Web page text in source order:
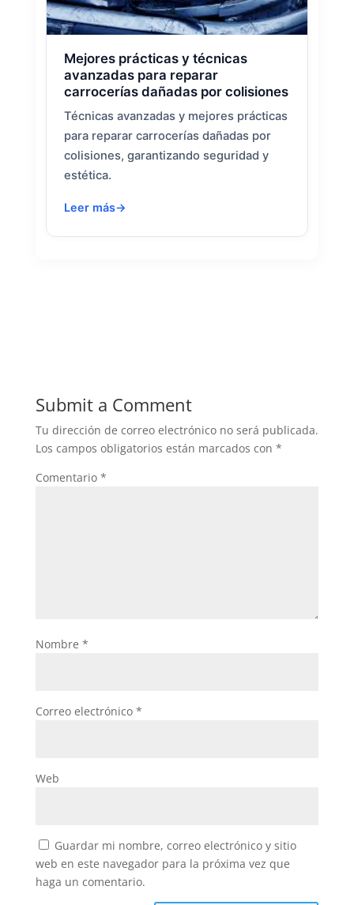
Mejores prácticas y técnicas
avanzadas para reparar
carrocerías dañadas por colisiones
Técnicas avanzadas y mejores prácticas
para reparar carrocerías dañadas por
colisiones, garantizando seguridad y
estética.
Leer más
Submit a Comment
Tu dirección de correo electrónico no será publicada.
Los campos obligatorios están marcados con *
Comentario *
Nombre *
Correo electrónico *
Web
Guardar mi nombre, correo electrónico y sitio
web en este navegador para la próxima vez que
haga un comentario.